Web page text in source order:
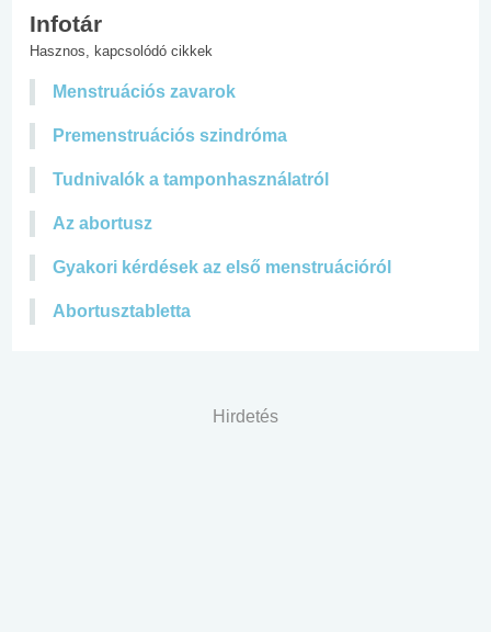
Infotár
Hasznos, kapcsolódó cikkek
Menstruációs zavarok
Premenstruációs szindróma
Tudnivalók a tamponhasználatról
Az abortusz
Gyakori kérdések az első menstruációról
Abortusztabletta
Hirdetés